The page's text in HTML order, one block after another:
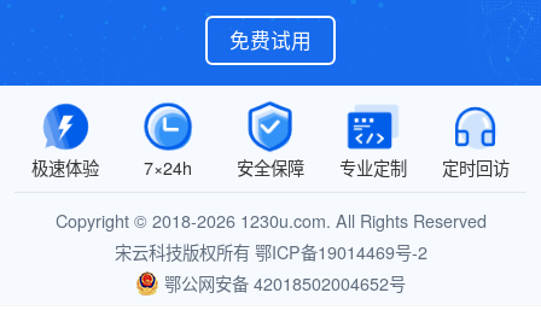
免费试用
极速体验 7×24h 安全保障 专业定制 定时回访
Copyright © 2018-2026 1230u.com. All Rights Reserved
宋云科技版权所有 鄂ICP备19014469号-2
鄂公网安备 42018502004652号